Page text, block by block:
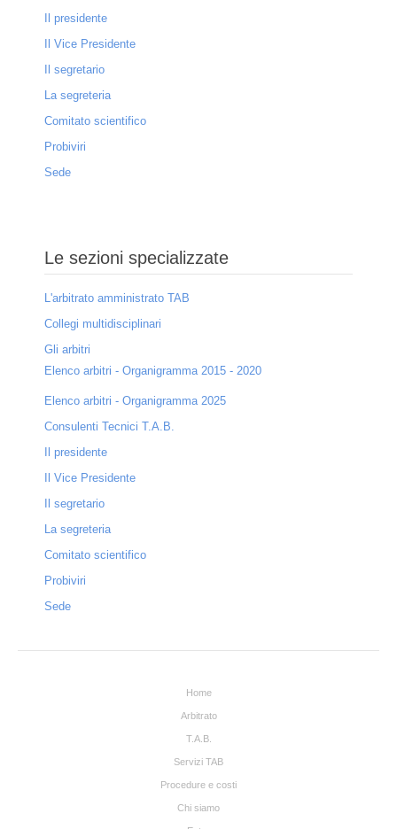
Chi siamo
Contatti
Mappa del sito
Entra
Il presidente
Il Vice Presidente
Il segretario
La segreteria
Comitato scientifico
Probiviri
Sede
Le sezioni specializzate
L'arbitrato amministrato TAB
Collegi multidisciplinari
Gli arbitri
Elenco arbitri - Organigramma 2015 - 2020
Elenco arbitri - Organigramma 2025
Consulenti Tecnici T.A.B.
Il presidente
Il Vice Presidente
Il segretario
La segreteria
Comitato scientifico
Probiviri
Sede
Home
Arbitrato
T.A.B.
Servizi TAB
Procedure e costi
Chi siamo